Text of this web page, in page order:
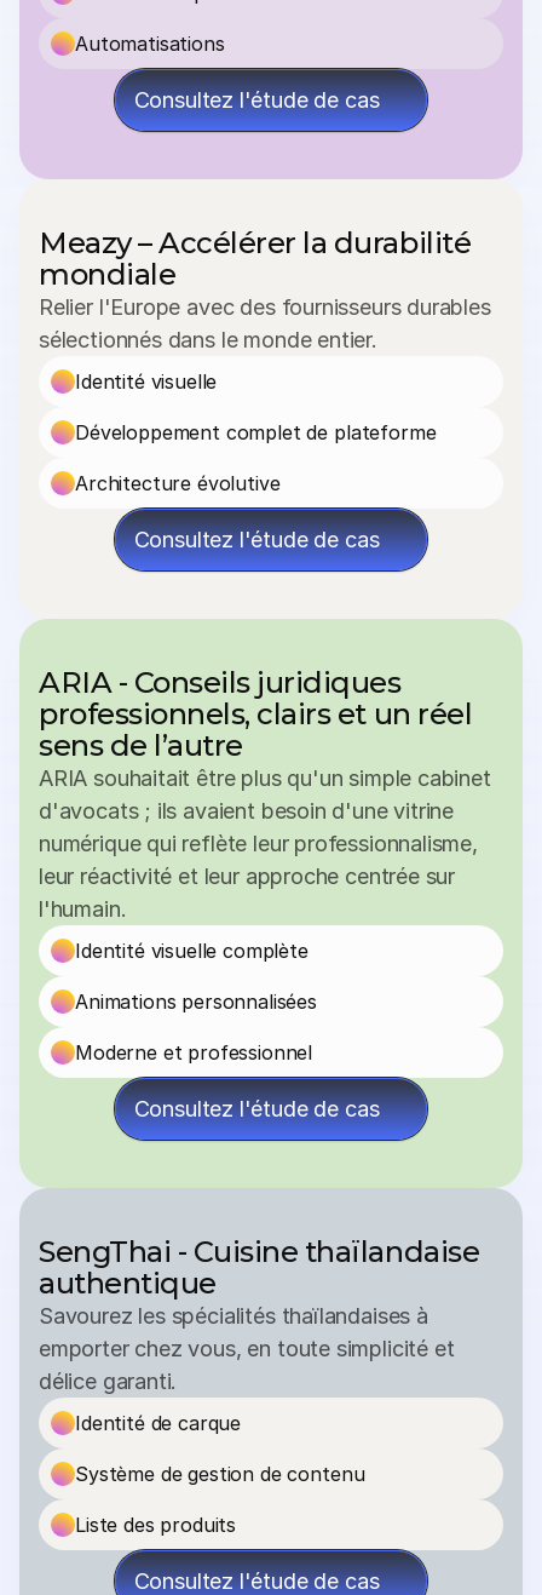
Automatisations
Consultez l'étude de cas
Meazy – Accélérer la durabilité
mondiale
Relier l'Europe avec des fournisseurs durables
sélectionnés dans le monde entier.
Identité visuelle
Développement complet de plateforme
Architecture évolutive
Consultez l'étude de cas
ARIA - Conseils juridiques
professionnels, clairs et un réel
sens de l’autre
ARIA souhaitait être plus qu'un simple cabinet
d'avocats ; ils avaient besoin d'une vitrine
numérique qui reflète leur professionnalisme,
leur réactivité et leur approche centrée sur
l'humain.
Identité visuelle complète
Animations personnalisées
Moderne et professionnel
Consultez l'étude de cas
SengThai - Cuisine thaïlandaise
authentique
Savourez les spécialités thaïlandaises à
emporter chez vous, en toute simplicité et
délice garanti.
Identité de carque
Système de gestion de contenu
Liste des produits
Consultez l'étude de cas